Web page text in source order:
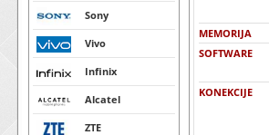
Sony
Vivo
Infinix
Alcatel
ZTE
MEMORIJA
SOFTWARE
KONEKCIJE